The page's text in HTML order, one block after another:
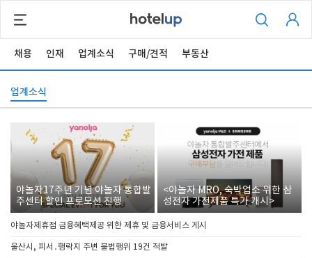
채용 인재 업계소식 구매/견적 부동산
업계소식
야놀자17주년 기념 야놀자 통합발
주센터 할인 프로모션 진행
<야놀자 MRO, 숙박업소 위한 삼
성전자 가전제품 특가 개시>
야놀자제휴점 금융혜택제공 위한 제휴 및 금융서비스 게시
울산시, 피서․행락지 주변 불법행위 19건 적발